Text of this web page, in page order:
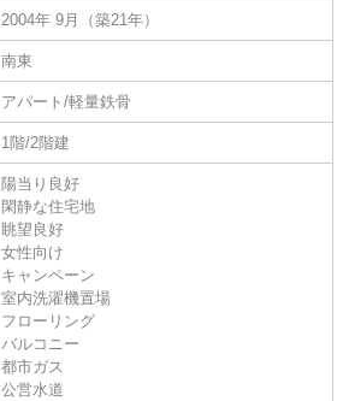
2004年 9月（築21年）
南東
アパート/軽量鉄骨
1階/2階建
陽当り良好
閑静な住宅地
眺望良好
女性向け
キャンペーン
室内洗濯機置場
フローリング
バルコニー
都市ガス
公営水道